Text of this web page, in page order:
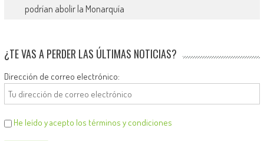
podrían abolir la Monarquía
¿TE VAS A PERDER LAS ÚLTIMAS NOTICIAS?
Dirección de correo electrónico:
He leído y acepto los términos y condiciones